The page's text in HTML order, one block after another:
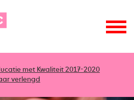
met Kwaliteit 2017-2020
verlengd